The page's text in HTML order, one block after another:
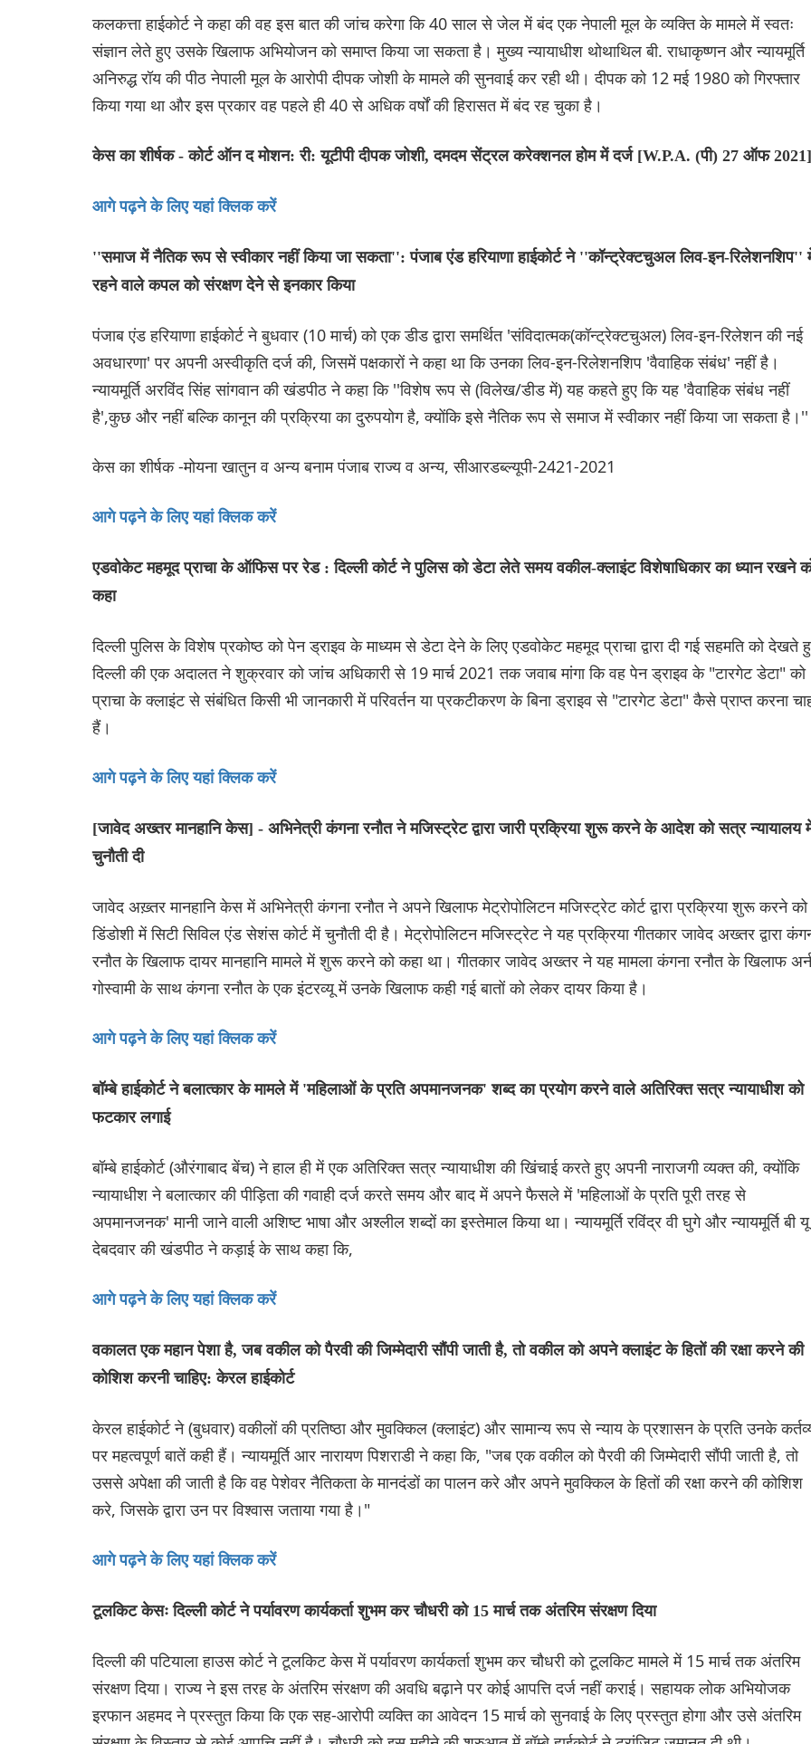
कलकत्ता हाईकोर्ट ने कहा की वह इस बात की जांच करेगा कि 40 साल से जेल में बंद एक नेपाली मूल के व्यक्ति के मामले में स्वतः
संज्ञान लेते हुए उसके खिलाफ अभियोजन को समाप्त किया जा सकता है। मुख्य न्यायाधीश थोथाथिल बी. राधाकृष्णन और न्यायमूर्ति
अनिरुद्ध रॉय की पीठ नेपाली मूल के आरोपी दीपक जोशी के मामले की सुनवाई कर रही थी। दीपक को 12 मई 1980 को गिरफ्तार
किया गया था और इस प्रकार वह पहले ही 40 से अधिक वर्षों की हिरासत में बंद रह चुका है।
केस का शीर्षक - कोर्ट ऑन द मोशन: री: यूटीपी दीपक जोशी, दमदम सेंट्रल करेक्शनल होम में दर्ज [W.P.A. (पी) 27 ऑफ 2021]
आगे पढ़ने के लिए यहां क्लिक करें
''समाज में नैतिक रूप से स्वीकार नहीं किया जा सकता'': पंजाब एंड हरियाणा हाईकोर्ट ने ''कॉन्ट्रेक्टचुअल लिव-इन-रिलेशनशिप''
रहने वाले कपल को संरक्षण देने से इनकार किया
पंजाब एंड हरियाणा हाईकोर्ट ने बुधवार (10 मार्च) को एक डीड द्वारा समर्थित 'संविदात्मक(कॉन्ट्रेक्टचुअल) लिव-इन-रिलेशन की नई
अवधारणा' पर अपनी अस्वीकृति दर्ज की, जिसमें पक्षकारों ने कहा था कि उनका लिव-इन-रिलेशनशिप 'वैवाहिक संबंध' नहीं है।
न्यायमूर्ति अरविंद सिंह सांगवान की खंडपीठ ने कहा कि ''विशेष रूप से (विलेख/डीड में) यह कहते हुए कि यह 'वैवाहिक संबंध नहीं
है',कुछ और नहीं बल्कि कानून की प्रक्रिया का दुरुपयोग है, क्योंकि इसे नैतिक रूप से समाज में स्वीकार नहीं किया जा सकता है।''
केस का शीर्षक -मोयना खातुन व अन्य बनाम पंजाब राज्य व अन्य, सीआरडब्ल्यूपी-2421-2021
आगे पढ़ने के लिए यहां क्लिक करें
एडवोकेट महमूद प्राचा के ऑफिस पर रेड : दिल्ली कोर्ट ने पुलिस को डेटा लेते समय वकील-क्लाइंट विशेषाधिकार का ध्यान रखने
कहा
दिल्ली पुलिस के विशेष प्रकोष्ठ को पेन ड्राइव के माध्यम से डेटा देने के लिए एडवोकेट महमूद प्राचा द्वारा दी गई सहमति को देखते
दिल्ली की एक अदालत ने शुक्रवार को जांच अधिकारी से 19 मार्च 2021 तक जवाब मांगा कि वह पेन ड्राइव के "टारगेट डेटा" को
प्राचा के क्लाइंट से संबंधित किसी भी जानकारी में परिवर्तन या प्रकटीकरण के बिना ड्राइव से "टारगेट डेटा" कैसे प्राप्त करना
हैं।
आगे पढ़ने के लिए यहां क्लिक करें
[जावेद अख्तर मानहानि केस] - अभिनेत्री कंगना रनौत ने मजिस्ट्रेट द्वारा जारी प्रक्रिया शुरू करने के आदेश को सत्र न्यायालय
चुनौती दी
जावेद अख़्तर मानहानि केस में अभिनेत्री कंगना रनौत ने अपने खिलाफ मेट्रोपोलिटन मजिस्ट्रेट कोर्ट द्वारा प्रक्रिया शुरू करने को
डिंडोशी में सिटी सिविल एंड सेशंस कोर्ट में चुनौती दी है। मेट्रोपोलिटन मजिस्ट्रेट ने यह प्रक्रिया गीतकार जावेद अख्तर द्वारा
रनौत के खिलाफ दायर मानहानि मामले में शुरू करने को कहा था। गीतकार जावेद अख्तर ने यह मामला कंगना रनौत के खिलाफ
गोस्वामी के साथ कंगना रनौत के एक इंटरव्यू में उनके खिलाफ कही गई बातों को लेकर दायर किया है।
आगे पढ़ने के लिए यहां क्लिक करें
बॉम्बे हाईकोर्ट ने बलात्कार के मामले में 'महिलाओं के प्रति अपमानजनक' शब्द का प्रयोग करने वाले अतिरिक्त सत्र न्यायाधीश को
फटकार लगाई
बॉम्बे हाईकोर्ट (औरंगाबाद बेंच) ने हाल ही में एक अतिरिक्त सत्र न्यायाधीश की खिंचाई करते हुए अपनी नाराजगी व्यक्त की, क्योंकि
न्यायाधीश ने बलात्कार की पीड़िता की गवाही दर्ज करते समय और बाद में अपने फैसले में 'महिलाओं के प्रति पूरी तरह से
अपमानजनक' मानी जाने वाली अशिष्ट भाषा और अश्लील शब्दों का इस्तेमाल किया था। न्यायमूर्ति रविंद्र वी घुगे और न्यायमूर्ति बी यू
देबदवार की खंडपीठ ने कड़ाई के साथ कहा कि,
आगे पढ़ने के लिए यहां क्लिक करें
वकालत एक महान पेशा है, जब वकील को पैरवी की जिम्मेदारी सौंपी जाती है, तो वकील को अपने क्लाइंट के हितों की रक्षा करने की
कोशिश करनी चाहिए: केरल हाईकोर्ट
केरल हाईकोर्ट ने (बुधवार) वकीलों की प्रतिष्ठा और मुवक्किल (क्लाइंट) और सामान्य रूप से न्याय के प्रशासन के प्रति उनके
पर महत्वपूर्ण बातें कही हैं। न्यायमूर्ति आर नारायण पिशराडी ने कहा कि, "जब एक वकील को पैरवी की जिम्मेदारी सौंपी जाती है, तो
उससे अपेक्षा की जाती है कि वह पेशेवर नैतिकता के मानदंडों का पालन करे और अपने मुवक्किल के हितों की रक्षा करने की कोशिश
करे, जिसके द्वारा उन पर विश्वास जताया गया है।"
आगे पढ़ने के लिए यहां क्लिक करें
टूलकिट केसः दिल्ली कोर्ट ने पर्यावरण कार्यकर्ता शुभम कर चौधरी को 15 मार्च तक अंतरिम संरक्षण दिया
दिल्ली की पटियाला हाउस कोर्ट ने टूलकिट केस में पर्यावरण कार्यकर्ता शुभम कर चौधरी को टूलकिट मामले में 15 मार्च तक अंतरिम
संरक्षण दिया। राज्य ने इस तरह के अंतरिम संरक्षण की अवधि बढ़ाने पर कोई आपत्ति दर्ज नहीं कराई। सहायक लोक अभियोजक
इरफान अहमद ने प्रस्तुत किया कि एक सह-आरोपी व्यक्ति का आवेदन 15 मार्च को सुनवाई के लिए प्रस्तुत होगा और उसे अंतरिम